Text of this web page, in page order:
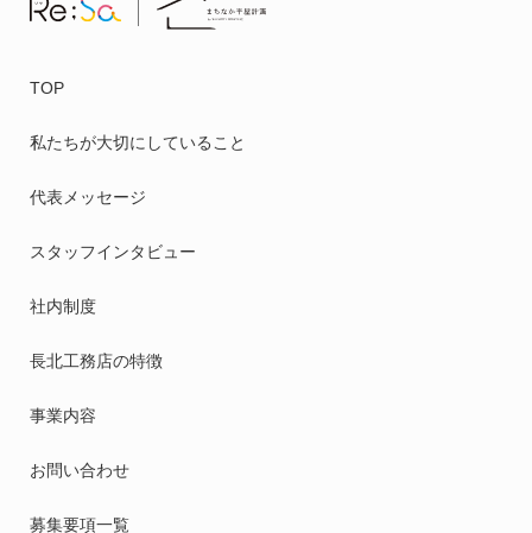
TOP
私たちが大切にしていること
代表メッセージ
スタッフインタビュー
社内制度
長北工務店の特徴
事業内容
お問い合わせ
募集要項一覧